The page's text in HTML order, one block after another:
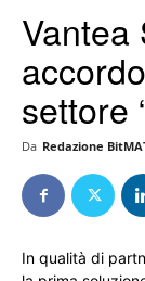
Vantea
settore
Da Redazione
In qualità di